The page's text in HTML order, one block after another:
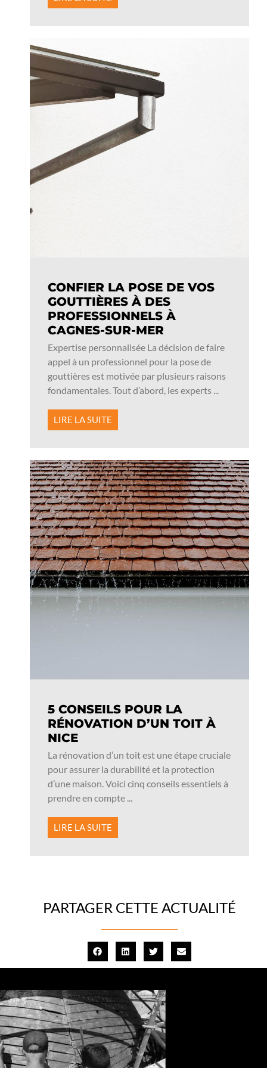
CONFIER LA POSE DE VOS
GOUTTIÈRES À DES
PROFESSIONNELS À
CAGNES-SUR-MER
Expertise personnalisée La décision de faire
appel à un professionnel pour la pose de
gouttières est motivée par plusieurs raisons
fondamentales. Tout d’abord, les experts ...
LIRE LA SUITE
5 CONSEILS POUR LA
RÉNOVATION D’UN TOIT À
NICE
La rénovation d’un toit est une étape cruciale
pour assurer la durabilité et la protection
d’une maison. Voici cinq conseils essentiels à
prendre en compte ...
LIRE LA SUITE
PARTAGER CETTE ACTUALITÉ